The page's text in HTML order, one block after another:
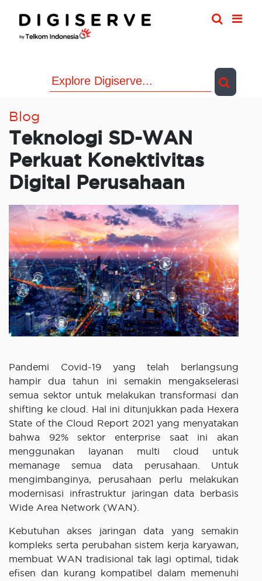
content
Blog
Teknologi SD-WAN
Perkuat Konektivitas
Digital Perusahaan
Pandemi Covid-19 yang telah berlangsung
hampir dua tahun ini semakin mengakselerasi
semua sektor untuk melakukan transformasi dan
shifting ke cloud. Hal ini ditunjukkan pada Hexera
State of the Cloud Report 2021 yang menyatakan
bahwa 92% sektor enterprise saat ini akan
menggunakan layanan multi cloud untuk
memanage semua data perusahaan. Untuk
mengimbanginya, perusahaan perlu melakukan
modernisasi infrastruktur jaringan data berbasis
Wide Area Network (WAN).
Kebutuhan akses jaringan data yang semakin
kompleks serta perubahan sistem kerja karyawan,
membuat WAN tradisional tak lagi optimal, tidak
efisen dan kurang kompatibel dalam memenuhi